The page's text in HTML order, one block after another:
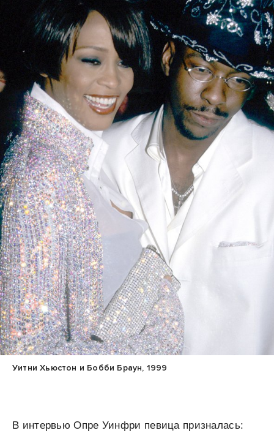
Уитни Хьюстон и Бобби Браун, 1999
В интервью Опре Уинфри певица призналась: